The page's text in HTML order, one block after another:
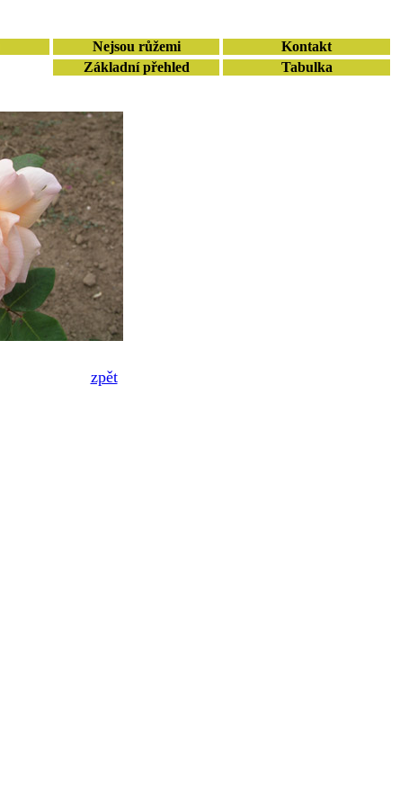
Nejsou růžemi
Kontakt
Základní přehled Tabulka
zpět